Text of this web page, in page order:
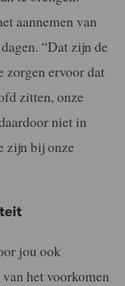
aannemen van
“Dat zijn de
zorgen ervoor dat
zitten, onze
niet in
zijn bij onze
jou ook
het voorkomen